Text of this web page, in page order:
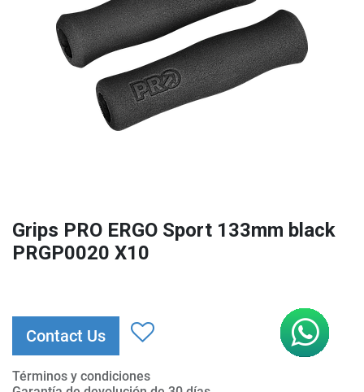
Grips PRO ERGO Sport 133mm black
PRGP0020 X10
Contact Us
Términos y condiciones